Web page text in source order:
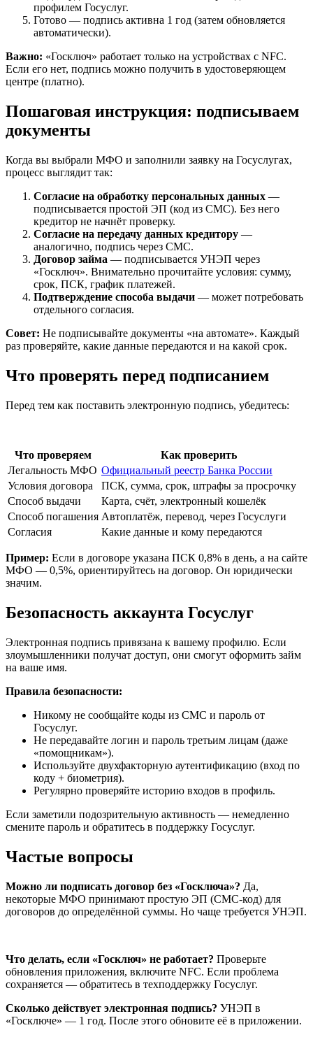
профилем Госуслуг.
Готово — подпись активна 1 год (затем обновляется
автоматически).
Важно: «Госключ» работает только на устройствах с NFC.
Если его нет, подпись можно получить в удостоверяющем
центре (платно).
Пошаговая инструкция: подписываем
документы
Когда вы выбрали МФО и заполнили заявку на Госуслугах,
процесс выглядит так:
Согласие на обработку персональных данных —
подписывается простой ЭП (код из СМС). Без него
кредитор не начнёт проверку.
Согласие на передачу данных кредитору —
аналогично, подпись через СМС.
Договор займа — подписывается УНЭП через
«Госключ». Внимательно прочитайте условия: сумму,
срок, ПСК, график платежей.
Подтверждение способа выдачи — может потребовать
отдельного согласия.
Совет: Не подписывайте документы «на автомате». Каждый
раз проверяйте, какие данные передаются и на какой срок.
Что проверять перед подписанием
Перед тем как поставить электронную подпись, убедитесь:
Что проверяем
Как проверить
Легальность МФО Официальный реестр Банка России
Условия договора
ПСК, сумма, срок, штрафы за просрочку
Способ выдачи
Карта, счёт, электронный кошелёк
Способ погашения Автоплатёж, перевод, через Госуслуги
Согласия
Какие данные и кому передаются
Пример: Если в договоре указана ПСК 0,8% в день, а на сайте
МФО — 0,5%, ориентируйтесь на договор. Он юридически
значим.
Безопасность аккаунта Госуслуг
Электронная подпись привязана к вашему профилю. Если
злоумышленники получат доступ, они смогут оформить займ
на ваше имя.
Правила безопасности:
Никому не сообщайте коды из СМС и пароль от
Госуслуг.
Не передавайте логин и пароль третьим лицам (даже
«помощникам»).
Используйте двухфакторную аутентификацию (вход по
коду + биометрия).
Регулярно проверяйте историю входов в профиль.
Если заметили подозрительную активность — немедленно
смените пароль и обратитесь в поддержку Госуслуг.
Частые вопросы
Можно ли подписать договор без «Госключа»? Да,
некоторые МФО принимают простую ЭП (СМС-код) для
договоров до определённой суммы. Но чаще требуется УНЭП.
Что делать, если «Госключ» не работает? Проверьте
обновления приложения, включите NFC. Если проблема
сохраняется — обратитесь в техподдержку Госуслуг.
Сколько действует электронная подпись? УНЭП в
«Госключе» — 1 год. После этого обновите её в приложении.